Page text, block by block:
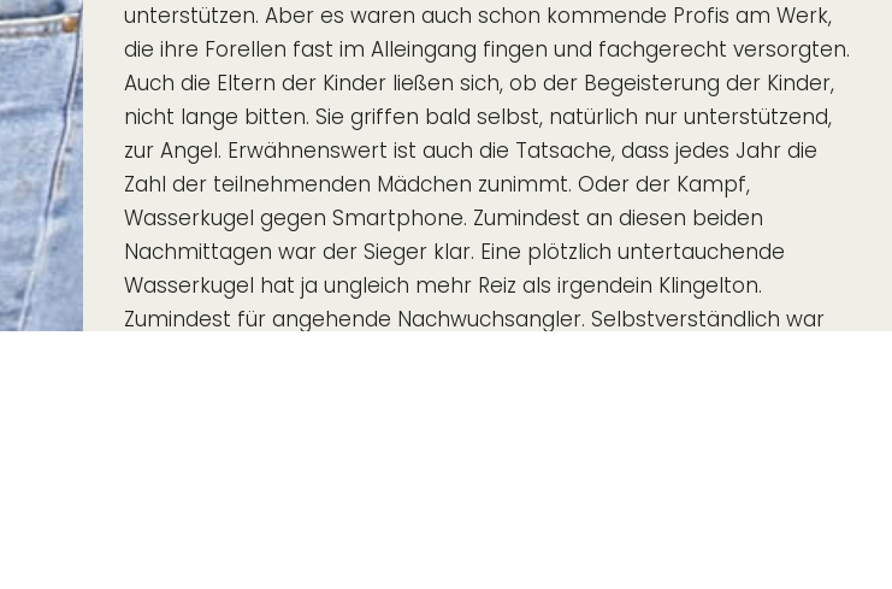
unterstützen. Aber es waren auch schon kommende Profis am Werk,
die ihre Forellen fast im Alleingang fingen und fachgerecht versorgten.
Auch die Eltern der Kinder ließen sich, ob der Begeisterung der Kinder,
nicht lange bitten. Sie griffen bald selbst, natürlich nur unterstützend,
zur Angel. Erwähnenswert ist auch die Tatsache, dass jedes Jahr die
Zahl der teilnehmenden Mädchen zunimmt. Oder der Kampf,
Wasserkugel gegen Smartphone. Zumindest an diesen beiden
Nachmittagen war der Sieger klar. Eine plötzlich untertauchende
Wasserkugel hat ja ungleich mehr Reiz als irgendein Klingelton.
Zumindest für angehende Nachwuchsangler. Selbstverständlich war